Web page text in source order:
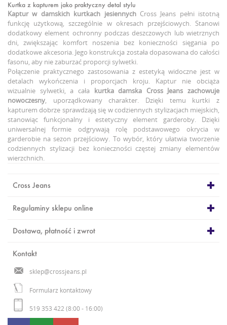
Kurtka z kapturem jako praktyczny detal stylu
Kaptur w damskich kurtkach jesiennychCross Jeans pełni istotną
funkcję użytkową, szczególnie w okresach przejściowych. Stanowi
dodatkowy element ochronny podczas deszczowych lub wietrznych
dni, zwiększając komfort noszenia bez konieczności sięgania po
dodatkowe akcesoria. Jego konstrukcja została dopasowana do całości
fasonu, aby nie zaburzać proporcji sylwetki.
Połączenie praktycznego zastosowania z estetyką widoczne jest w
detalach wykończenia i proporcjach kroju. Kaptur nie obciąża
wizualnie sylwetki, a cała kurtka damska Cross Jeans zachowuje
nowoczesny, uporządkowany charakter. Dzięki temu kurtki z
kapturem dobrze sprawdzają się w codziennych stylizacjach miejskich,
stanowiąc funkcjonalny i estetyczny element garderoby. Dzięki
uniwersalnej formie odgrywają rolę podstawowego okrycia w
garderobie na sezon przejściowy. To wybór, który ułatwia tworzenie
codziennych stylizacji bez konieczności częstej zmiany elementów
wierzchnich.
Cross Jeans
Regulaminy sklepu online
Dostawa, płatność i zwrot
Kontakt
sklep@crossjeans.pl
Formularz kontaktowy
519 353 422 (8:00 - 16:00)